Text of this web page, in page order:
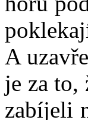
A
je za to,
zabíjeli